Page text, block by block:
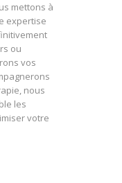
mettons à
expertise
ou
vos
nous
les
votre